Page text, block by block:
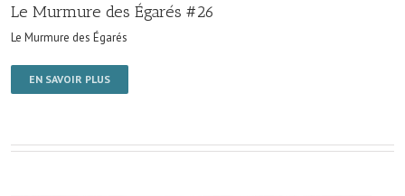
Le Murmure des Égarés #26
Le Murmure des Égarés
EN SAVOIR PLUS